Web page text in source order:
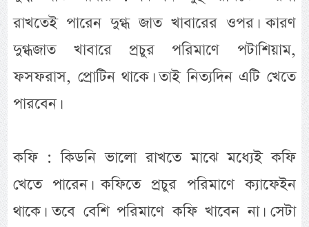
রাখতেই পারেন দুগ্ধ জাত খাবারের ওপর। কারণ
দুগ্ধজাত খাবারে প্রচুর পরিমাণে পটাশিয়াম,
ফসফরাস, প্রোটিন থাকে। তাই নিত্যদিন এটি খেতে
পারবেন।
কফি : কিডনি ভালো রাখতে মাঝে মধ্যেই কফি
খেতে পারেন। কফিতে প্রচুর পরিমাণে ক্যাফেইন
থাকে। তবে বেশি পরিমাণে কফি খাবেন না। সেটা